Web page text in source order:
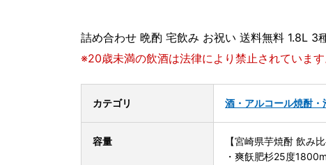
詰め合わせ 晩酌 宅飲み お祝い 送料無料 1.8L 3
※20歳未満の飲酒は法律により禁止されていま
カテゴリ 酒・アルコール焼酎・
容量
【宮崎県芋焼酎 飲み
・爽飫肥杉25度